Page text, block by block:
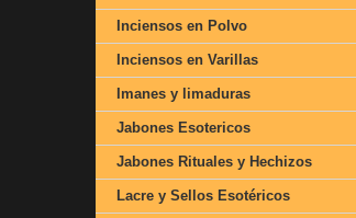
Inciensos en Polvo
Inciensos en Varillas
Imanes y limaduras
Jabones Esotericos
Jabones Rituales y Hechizos
Lacre y Sellos Esotéricos